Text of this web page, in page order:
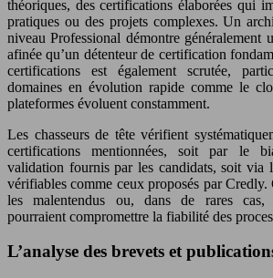
théoriques, des certifications élaborées qui
pratiques ou des projets complexes. Un
niveau Professional démontre généralement
afinée qu’un détenteur de certification
certifications est également scrutée,
domaines en évolution rapide comme le
plateformes évoluent constamment.
Les chasseurs de tête vérifient
certifications mentionnées, soit par le
validation fournis par les candidats, soit via
vérifiables comme ceux proposés par
les malentendus ou, dans de rares
pourraient compromettre la fiabilité des
L’analyse des brevets et